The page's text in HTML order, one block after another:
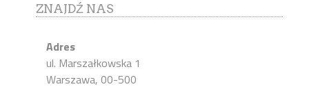
ZNAJDŹ NAS
Adres
ul. Marszałkowska 1
Warszawa, 00-500